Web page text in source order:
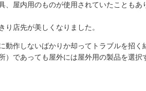
屋内用のものが使用されていたこともあ
店先が美しくなりました。
動作しないばかりか却ってトラブルを招く
であっても屋外には屋外用の製品を選択